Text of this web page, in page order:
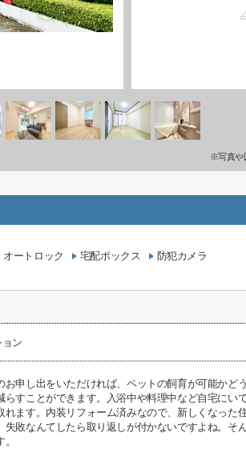
※写真や
オートロック 宅配ボックス 防犯カメラ
ン
お申し出をいただければ、ペットの飼育が可能かど
らすことができます。入浴中や料理中など自宅にい
れます。内装リフォーム済みなので、新しくなった
失敗なんてしたら取り返しが付かないですよね。そ